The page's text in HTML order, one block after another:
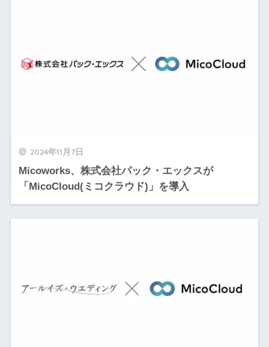
2024年11月7日
Micoworks、株式会社パック・エックスが
「MicoCloud(ミコクラウド)」を導入